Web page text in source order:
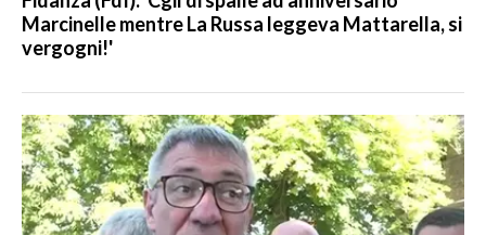
Marcinelle mentre La Russa leggeva Mattarella, si
vergogni!'